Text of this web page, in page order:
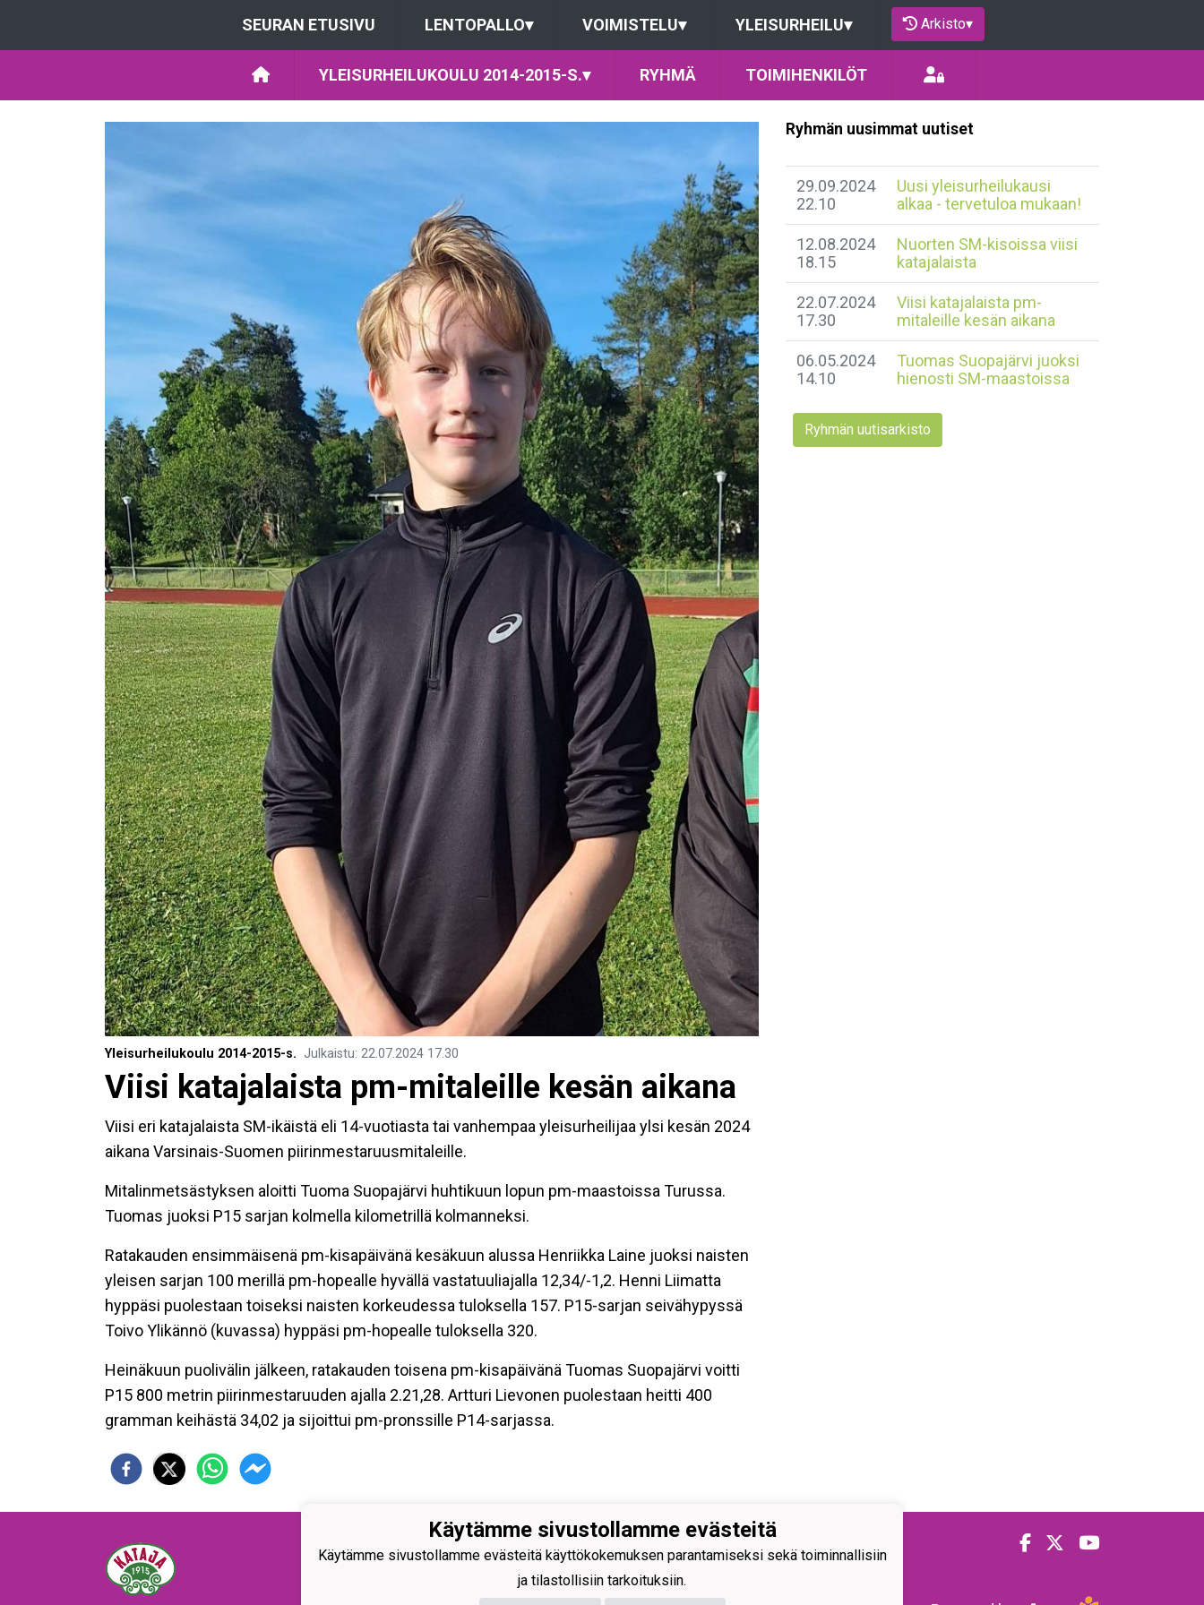
SEURAN ETUSIVU LENTOPALLO▾ VOIMISTELU▾ YLEISURHEILU▾ Arkisto▾
YLEISURHEILUKOULU 2014-2015-S.▾ RYHMÄ TOIMIHENKILÖT
Yleisurheilukoulu 2014-2015-s. Julkaistu: 22.07.2024 17.30
Viisi katajalaista pm-mitaleille kesän aikana
Viisi eri katajalaista SM-ikäistä eli 14-vuotiasta tai vanhempaa yleisurheilijaa ylsi kesän 2024
aikana Varsinais-Suomen piirinmestaruusmitaleille.
Mitalinmetsästyksen aloitti Tuoma Suopajärvi huhtikuun lopun pm-maastoissa Turussa.
Tuomas juoksi P15 sarjan kolmella kilometrillä kolmanneksi.
Ratakauden ensimmäisenä pm-kisapäivänä kesäkuun alussa Henriikka Laine juoksi naisten
yleisen sarjan 100 merillä pm-hopealle hyvällä vastatuuliajalla 12,34/-1,2. Henni Liimatta
hyppäsi puolestaan toiseksi naisten korkeudessa tuloksella 157. P15-sarjan seivähypyssä
Toivo Ylikännö (kuvassa) hyppäsi pm-hopealle tuloksella 320.
Heinäkuun puolivälin jälkeen, ratakauden toisena pm-kisapäivänä Tuomas Suopajärvi voitti
P15 800 metrin piirinmestaruuden ajalla 2.21,28. Artturi Lievonen puolestaan heitti 400
gramman keihästä 34,02 ja sijoittui pm-pronssille P14-sarjassa.
Ryhmän uusimmat uutiset
29.09.2024
22.10
Uusi yleisurheilukausi
alkaa - tervetuloa mukaan!
12.08.2024
18.15
Nuorten SM-kisoissa viisi
katajalaista
22.07.2024
17.30
Viisi katajalaista pm-
mitaleille kesän aikana
06.05.2024
14.10
Tuomas Suopajärvi juoksi
hienosti SM-maastoissa
Ryhmän uutisarkisto
Käytämme sivustollamme evästeitä
Käytämme sivustollamme evästeitä käyttökokemuksen parantamiseksi sekä toiminnallisiin
ja tilastollisiin tarkoituksiin.